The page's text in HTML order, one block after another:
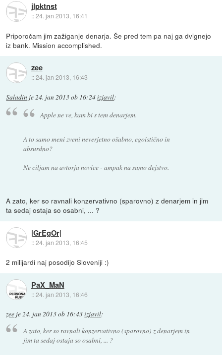
jlpktnst
::24. jan 2013, 16:41
Priporočam jim zažiganje denarja. Še pred tem pa naj ga dvignejo
iz bank. Mission accomplished.
zee
::24. jan 2013, 16:43
Saladin je24. jan 2013 ob 16:24izjavil:
Apple ne ve, kam bi s tem denarjem.
A to samo meni zveni neverjetno ošabno, egoistično in
absurdno?
Ne ciljam na avtorja novice - ampak na samo dejstvo.
A zato, ker so ravnali konzervativno (sparovno) z denarjem in jim
ta sedaj ostaja so osabni, ... ?
|GrEgOr|
::24. jan 2013, 16:45
2 milijardi naj posodijo Sloveniji :)
PaX_MaN
::24. jan 2013, 16:46
zee je24. jan 2013 ob 16:43izjavil:
A zato, ker so ravnali konzervativno (sparovno) z denarjem in
jim ta sedaj ostaja so osabni, ... ?